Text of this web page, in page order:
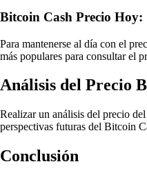
Bitcoin Cash Precio
Para mantenerse al día con el
más populares para consultar el
Análisis del Precio
Realizar un análisis del precio
perspectivas futuras del Bitcoin
Conclusión